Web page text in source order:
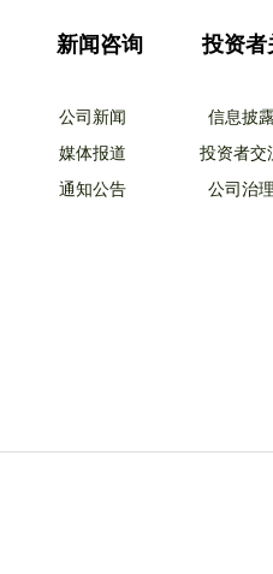
新闻咨询
公司新闻
媒体报道
通知公告
信息披
投资者交
公司治理
投资者